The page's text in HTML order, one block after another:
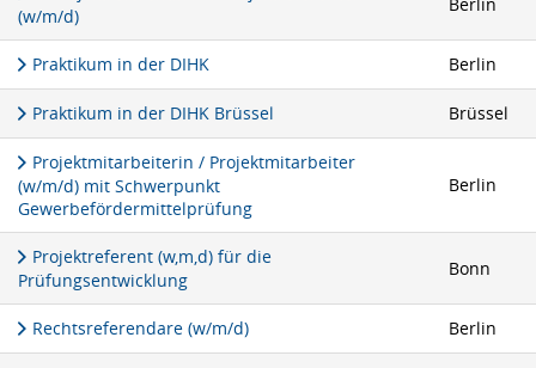
(w/m/d)
Praktikum in der DIHK Berlin
Praktikum in der DIHK Brüssel Brüssel
Projektmitarbeiterin / Projektmitarbeiter
(w/m/d) mit Schwerpunkt
Gewerbefördermittelprüfung
Berlin
Projektreferent (w,m,d) für die
Prüfungsentwicklung
Bonn
Rechtsreferendare (w/m/d) Berlin